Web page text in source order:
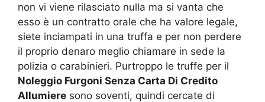
non vi viene rilasciato nulla ma si vanta che
esso è un contratto orale che ha valore legale,
siete inciampati in una truffa e per non perdere
il proprio denaro meglio chiamare in sede la
polizia o carabinieri. Purtroppo le truffe per il
Noleggio Furgoni Senza Carta Di Credito
Allumiere sono soventi, quindi cercate di